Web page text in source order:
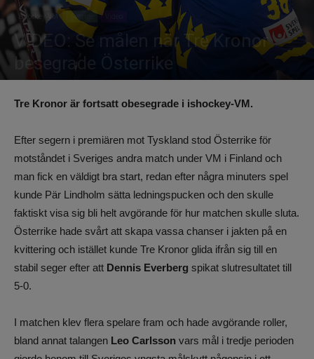
Ishockey-VM Sverige
VIDEO: Se målen när Tre Kronor
besegrade Österrike
Tre Kronor är fortsatt obesegrade i ishockey-VM.
Efter segern i premiären mot Tyskland stod Österrike för
motståndet i Sveriges andra match under VM i Finland och
man fick en väldigt bra start, redan efter några minuters spel
kunde Pär Lindholm sätta ledningspucken och den skulle
faktiskt visa sig bli helt avgörande för hur matchen skulle sluta.
Österrike hade svårt att skapa vassa chanser i jakten på en
kvittering och istället kunde Tre Kronor glida ifrån sig till en
stabil seger efter att Dennis Everberg spikat slutresultatet till
5-0.
I matchen klev flera spelare fram och hade avgörande roller,
bland annat talangen Leo Carlsson vars mål i tredje perioden